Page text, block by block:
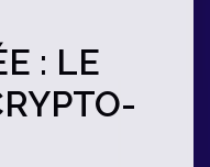
: LE